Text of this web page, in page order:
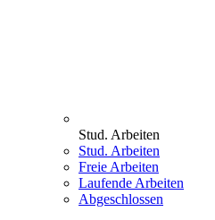
Stud. Arbeiten
Stud. Arbeiten
Freie Arbeiten
Laufende Arbeiten
Abgeschlossen